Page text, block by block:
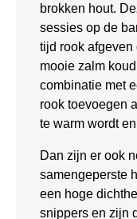
brokken hout.
sessies op de
tijd rook afgeven
mooie zalm
combinatie met
rook toevoegen
te warm wordt
Dan zijn er ook
samengeperste
een hoge
snippers en zijn